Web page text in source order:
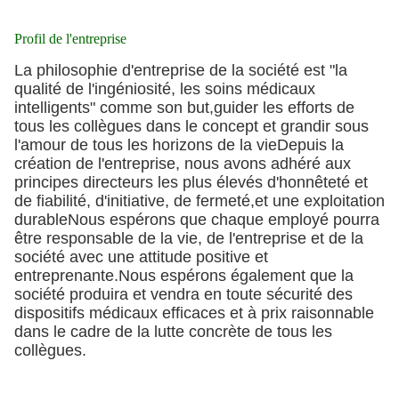
Profil de l'entreprise
La philosophie d'entreprise de la société est "la
qualité de l'ingéniosité, les soins médicaux
intelligents" comme son but,guider les efforts de
tous les collègues dans le concept et grandir sous
l'amour de tous les horizons de la vieDepuis la
création de l'entreprise, nous avons adhéré aux
principes directeurs les plus élevés d'honnêteté et
de fiabilité, d'initiative, de fermeté,et une exploitation
durableNous espérons que chaque employé pourra
être responsable de la vie, de l'entreprise et de la
société avec une attitude positive et
entreprenante.Nous espérons également que la
société produira et vendra en toute sécurité des
dispositifs médicaux efficaces et à prix raisonnable
dans le cadre de la lutte concrète de tous les
collègues.